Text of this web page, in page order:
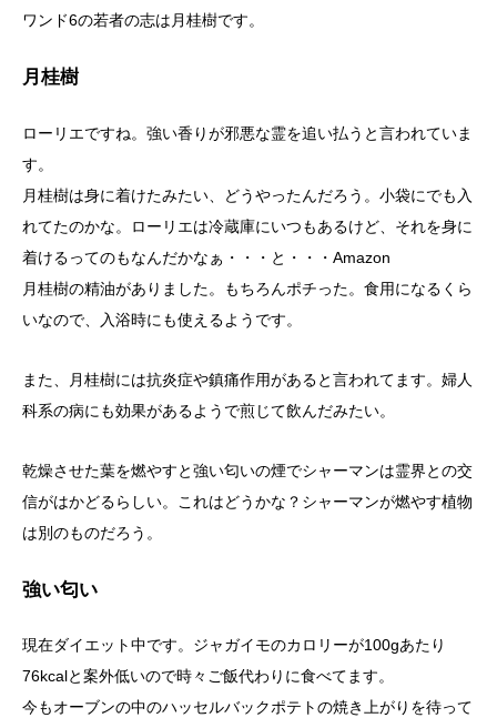
ワンド6の若者の志は月桂樹です。
月桂樹
ローリエですね。強い香りが邪悪な霊を追い払うと言われていま
す。
月桂樹は身に着けたみたい、どうやったんだろう。小袋にでも入
れてたのかな。ローリエは冷蔵庫にいつもあるけど、それを身に
着けるってのもなんだかなぁ・・・と・・・Amazon
月桂樹の精油がありました。もちろんポチった。食用になるくら
いなので、入浴時にも使えるようです。
また、月桂樹には抗炎症や鎮痛作用があると言われてます。婦人
科系の病にも効果があるようで煎じて飲んだみたい。
乾燥させた葉を燃やすと強い匂いの煙でシャーマンは霊界との交
信がはかどるらしい。これはどうかな？シャーマンが燃やす植物
は別のものだろう。
強い匂い
現在ダイエット中です。ジャガイモのカロリーが100gあたり
76kcalと案外低いので時々ご飯代わりに食べてます。
今もオーブンの中のハッセルバックポテトの焼き上がりを待って